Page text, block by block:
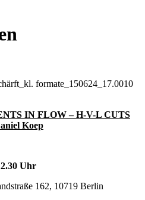
IN FLOW – H-V-L CUTS
Koep
Uhr
162, 10719 Berlin